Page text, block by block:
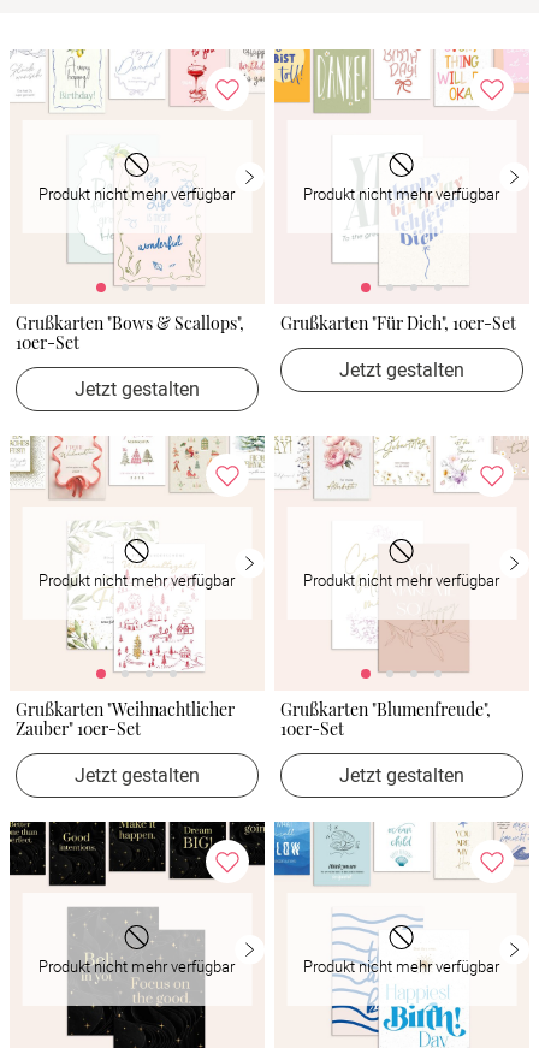
Produkt nicht mehr verfügbar
Grußkarten "Bows & Scallops",
10er-Set
Jetzt gestalten
Produkt nicht mehr verfügbar
Grußkarten "Für Dich", 10er-Set
Jetzt gestalten
Produkt nicht mehr verfügbar
Grußkarten "Weihnachtlicher
Zauber" 10er-Set
Jetzt gestalten
Produkt nicht mehr verfügbar
Grußkarten "Blumenfreude",
10er-Set
Jetzt gestalten
Produkt nicht mehr verfügbar Produkt nicht mehr verfügbar